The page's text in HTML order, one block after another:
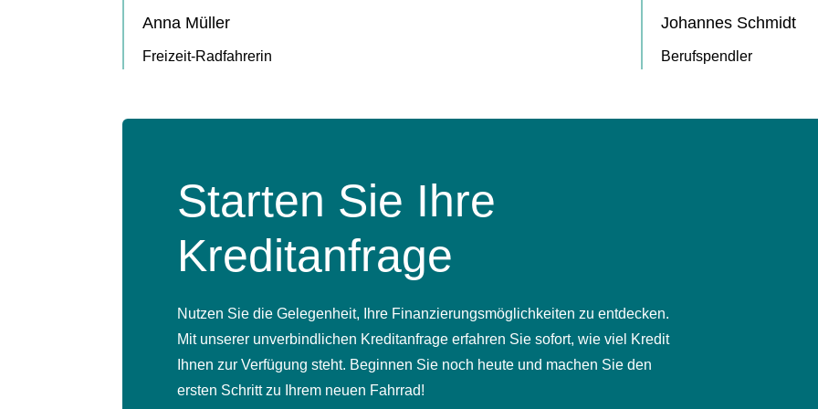
Anna Müller
Freizeit-Radfahrerin
Johannes Schmidt
Berufspendler
Starten Sie Ihre
Kreditanfrage
Nutzen Sie die Gelegenheit, Ihre Finanzierungsmöglichkeiten zu entdecken.
Mit unserer unverbindlichen Kreditanfrage erfahren Sie sofort, wie viel Kredit
Ihnen zur Verfügung steht. Beginnen Sie noch heute und machen Sie den
ersten Schritt zu Ihrem neuen Fahrrad!